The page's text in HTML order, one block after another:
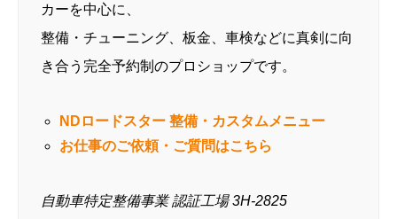
カーを中心に、
整備・チューニング、板金、車検などに真剣に向
き合う完全予約制のプロショップです。
NDロードスター 整備・カスタムメニュー
お仕事のご依頼・ご質問はこちら
自動車特定整備事業 認証工場 3H-2825